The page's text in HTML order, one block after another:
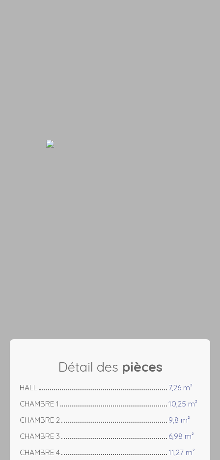
Détail des pièces
HALL
7,26 m²
CHAMBRE 1
10,25 m²
CHAMBRE 2
9,8 m²
CHAMBRE 3
6,98 m²
CHAMBRE 4
11,27 m²